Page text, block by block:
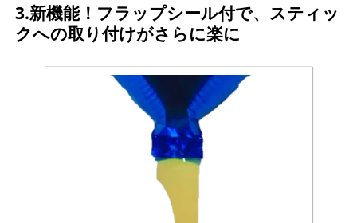
3.新機能！フラップシール付で、スティッ
クへの取り付けがさらに楽に